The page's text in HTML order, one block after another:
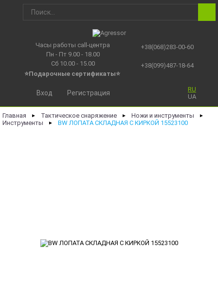
Часы работы call-центра
Пн - Пт 9.00 - 18.00
Сб 10.00 - 15.00
⭐Подарочные сертификаты⭐
+38(068)283-00-60
+38(099)487-18-64
RU
UA
Вход Регистрация
Главная ► Тактическое снаряжение ► Ножи и инструменты ►
Инструменты ► BW ЛОПАТА СКЛАДНАЯ С КИРКОЙ 15523100